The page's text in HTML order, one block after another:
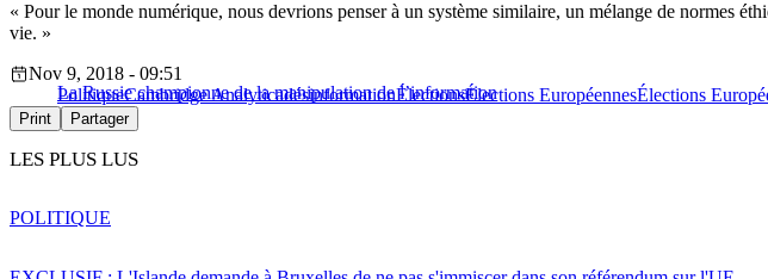
« Pour le monde numérique, nous devrions penser à un système similaire, un mélange de normes
vie. »
La Russie championne de la manipulation de l’information
Nov 9, 2018 - 09:51
PolitiqueCambridge AnalyticadésinformationÉlectionsÉlections EuropéennesÉlections
Print Partager
LES PLUS LUS
POLITIQUE